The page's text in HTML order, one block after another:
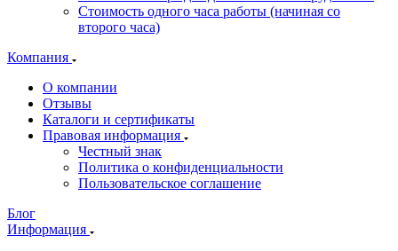
Стоимость одного часа работы (начиная со
второго часа)
Компания
О компании
Отзывы
Каталоги и сертификаты
Правовая информация
Честный знак
Политика о конфиденциальности
Пользовательское соглашение
Блог
Информация